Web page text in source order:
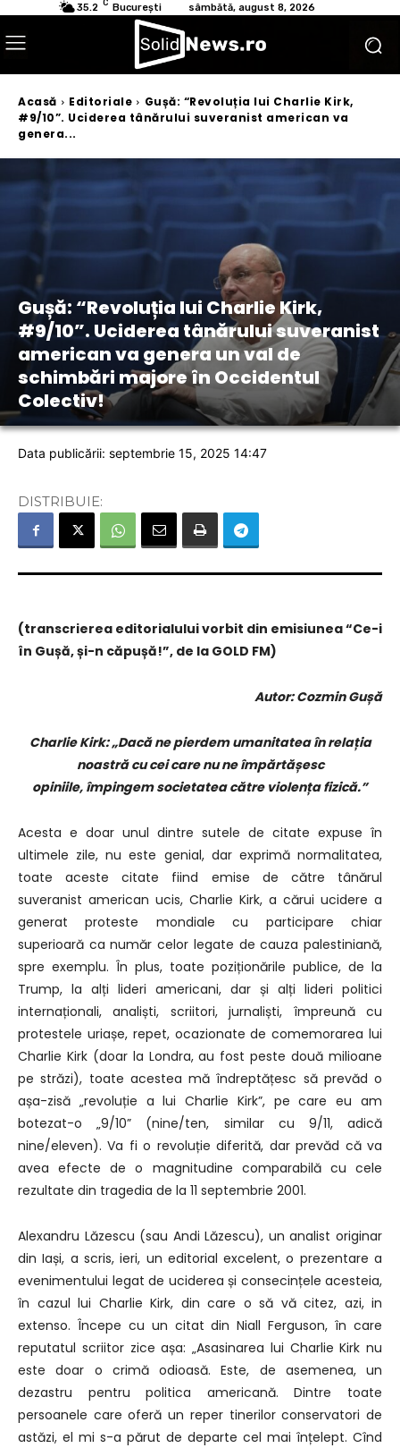
35.2 C București sâmbătă, august 8, 2026
Acasă Editoriale
Gușă: “Revoluția lui Charlie Kirk,
#9/10”. Uciderea tânărului suveranist american va
genera...
Gușă: “Revoluția lui Charlie Kirk,
#9/10”. Uciderea tânărului suveranist
american va genera un val de
schimbări majore în Occidentul
Colectiv!
Data publicării: septembrie 15, 2025 14:47
DISTRIBUIE:
(transcrierea editorialului vorbit din emisiunea “Ce-i
în Gușă, și-n căpușă!”, de la GOLD FM)
Autor: Cozmin Gușă
Charlie Kirk: „Dacă ne pierdem umanitatea în relația
noastră cu cei care nu ne împărtășesc
opiniile, împingem societatea către violența fizică.”
Acesta e doar unul dintre sutele de citate expuse în
ultimele zile, nu este genial, dar exprimă normalitatea,
toate aceste citate fiind emise de către tânărul
suveranist american ucis, Charlie Kirk, a cărui ucidere a
generat proteste mondiale cu participare chiar
superioară ca număr celor legate de cauza palestiniană,
spre exemplu. În plus, toate poziționările publice, de la
Trump, la alți lideri americani, dar și alți lideri politici
internaționali, analiști, scriitori, jurnaliști, împreună cu
protestele uriașe, repet, ocazionate de comemorarea lui
Charlie Kirk (doar la Londra, au fost peste două milioane
pe străzi), toate acestea mă îndreptățesc să prevăd o
așa-zisă „revoluție a lui Charlie Kirk”, pe care eu am
botezat-o „9/10” (nine/ten, similar cu 9/11, adică
nine/eleven). Va fi o revoluție diferită, dar prevăd că va
avea efecte de o magnitudine comparabilă cu cele
rezultate din tragedia de la 11 septembrie 2001.
Alexandru Lăzescu (sau Andi Lăzescu), un analist originar
din Iași, a scris, ieri, un editorial excelent, o prezentare a
evenimentului legat de uciderea și consecințele acesteia,
în cazul lui Charlie Kirk, din care o să vă citez, azi, in
extenso. Începe cu un citat din Niall Ferguson, în care
reputatul scriitor zice așa: „Asasinarea lui Charlie Kirk nu
este doar o crimă odioasă. Este, de asemenea, un
dezastru pentru politica americană. Dintre toate
persoanele care oferă un reper tinerilor conservatori de
astăzi, el mi s-a părut de departe cel mai înțelept. Cînd